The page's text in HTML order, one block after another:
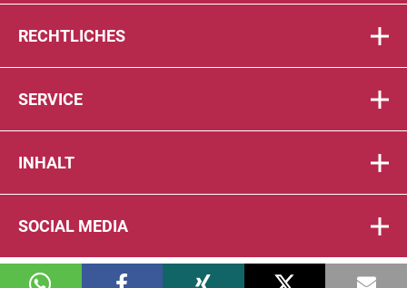
RECHTLICHES
SERVICE
INHALT
SOCIAL MEDIA
© 2026 DIE PTA IN DER APOTHEKE